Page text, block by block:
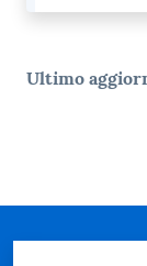
su
Ultimo